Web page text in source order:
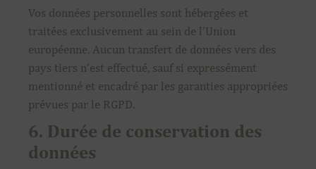
Vos données personnelles sont hébergées et
traitées exclusivement au sein de l’Union
européenne. Aucun transfert de données vers des
pays tiers n’est effectué, sauf si expressément
mentionné et encadré par les garanties appropriées
prévues par le RGPD.
6. Durée de conservation des
données